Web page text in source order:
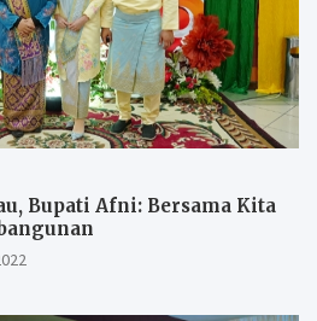
Bupati Afni: Bersama Kita